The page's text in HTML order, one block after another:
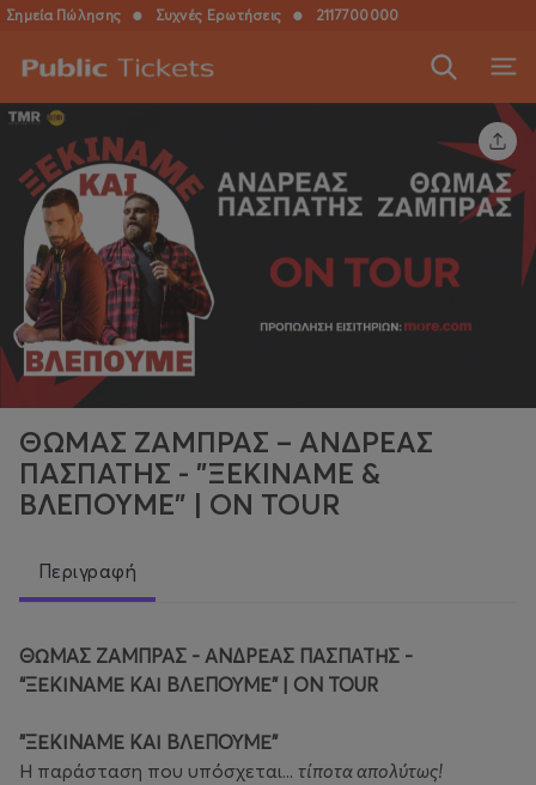
Σημεία Πώλησης ● Συχνές Ερωτήσεις ● 2117700000
ΘΩΜΑΣ ΖΑΜΠΡΑΣ – ΑΝΔΡΕΑΣ
ΠΑΣΠΑΤΗΣ - "ΞΕΚΙΝΆΜΕ &
ΒΛΕΠΟΥΜΕ" | ON TOUR
Περιγραφή
ΘΩΜΑΣ ΖΑΜΠΡΑΣ - ΑΝΔΡΕΑΣ ΠΑΣΠΑΤΗΣ -
“ΞΕΚΙΝΑΜΕ ΚΑΙ ΒΛΕΠΟΥΜΕ” | ON TOUR
"ΞΕΚΙΝΑΜΕ ΚΑΙ ΒΛΕΠΟΥΜΕ"
Η παράσταση που υπόσχεται... τίποτα απολύτως!